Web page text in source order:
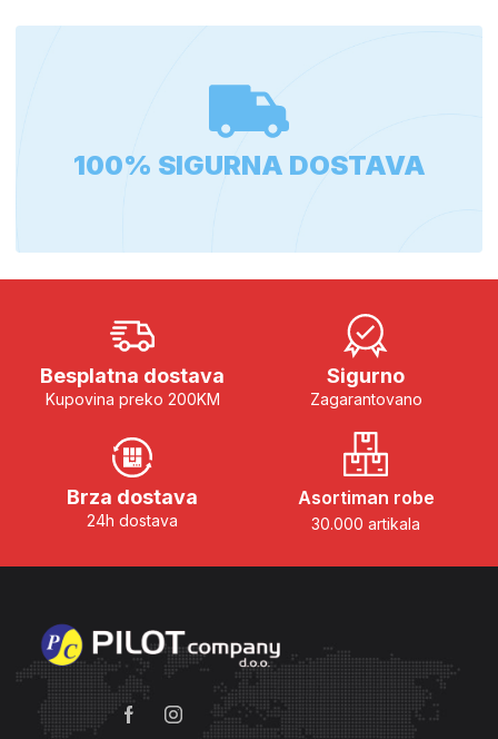
100% SIGURNA DOSTAVA
Besplatna dostava
Kupovina preko 200KM
Sigurno
Zagarantovano
Brza dostava
24h dostava
Asortiman robe
30.000 artikala